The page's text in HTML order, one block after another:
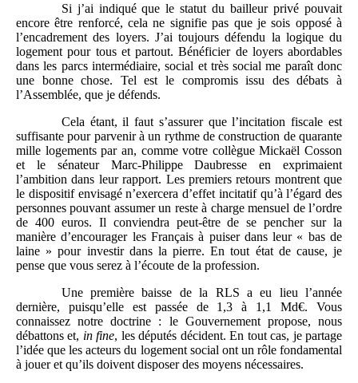
Si j’ai indiqué que le statut du bailleur privé pouvait
encore être renforcé, cela ne signifie pas que je sois opposé à
l’encadrement des loyers. J’ai toujours défendu la logique du
logement pour tous et partout. Bénéficier de loyers abordables
dans les parcs intermédiaire, social et très social me paraît donc
une bonne chose. Tel est le compromis issu des débats à
l’Assemblée, que je défends.
Cela étant, il faut s’assurer que l’incitation fiscale est
suffisante pour parvenir à un rythme de construction de quarante
mille logements par an, comme votre collègue Mickaël Cosson
et le sénateur Marc-Philippe Daubresse en exprimaient
l’ambition dans leur rapport. Les premiers retours montrent que
le dispositif envisagé n’exercera d’effet incitatif qu’à l’égard des
personnes pouvant assumer un reste à charge mensuel de l’ordre
de 400 euros. Il conviendra peut-être de se pencher sur la
manière d’encourager les Français à puiser dans leur « bas de
laine » pour investir dans la pierre. En tout état de cause, je
pense que vous serez à l’écoute de la profession.
Une première baisse de la RLS a eu lieu l’année
dernière, puisqu’elle est passée de 1,3 à 1,1 Md€. Vous
connaissez notre doctrine : le Gouvernement propose, nous
débattons et, in fine, les députés décident. En tout cas, je partage
l’idée que les acteurs du logement social ont un rôle fondamental
à jouer et qu’ils doivent disposer des moyens nécessaires.